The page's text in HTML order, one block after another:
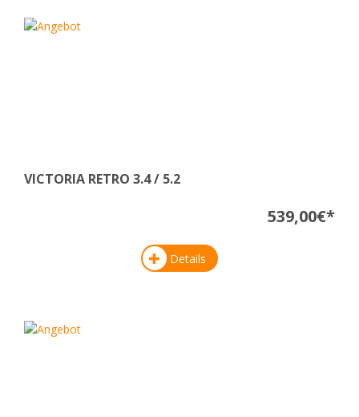
VICTORIA RETRO 3.4 / 5.2
539,00€*
Details